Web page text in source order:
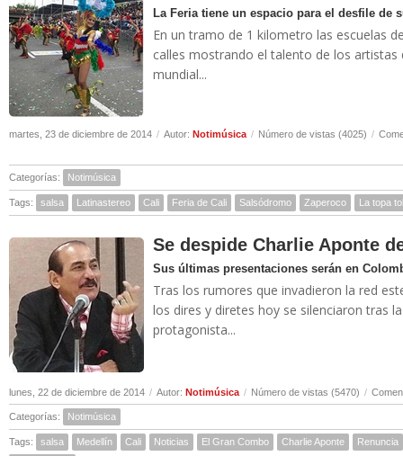
La Feria tiene un espacio para el desfile de
En un tramo de 1 kilometro las escuelas
calles mostrando el talento de los
mundial...
martes, 23 de diciembre de 2014 / Autor: Notimúsica / Número de vistas (4025) /
Categorías: Notimúsica
Tags: salsa Latinastereo Cali Feria de Cali Salsódromo Zaperoco La topa
Se despide Charlie Aponte
Sus últimas presentaciones serán en
Tras los rumores que invadieron la red
los dires y diretes hoy se silenciaron tras
protagonista...
lunes, 22 de diciembre de 2014 / Autor: Notimúsica / Número de vistas (5470) /
Categorías: Notimúsica
Tags: salsa Medellín Cali Noticias El Gran Combo Charlie Aponte
Renuncia